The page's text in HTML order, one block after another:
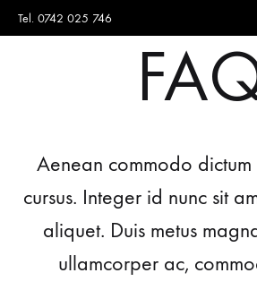
Tel. 0742 025 746
Aenean commodo
cursus. Integer id nunc sit
aliquet. Duis metus
ullamcorper ac,